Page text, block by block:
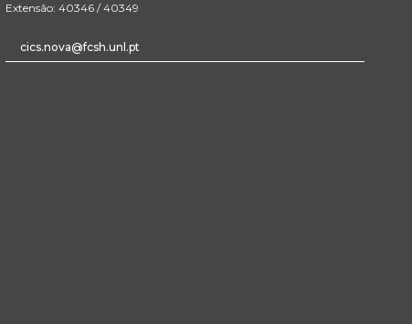
Extensão: 40346 / 40349
cics.nova@fcsh.unl.pt